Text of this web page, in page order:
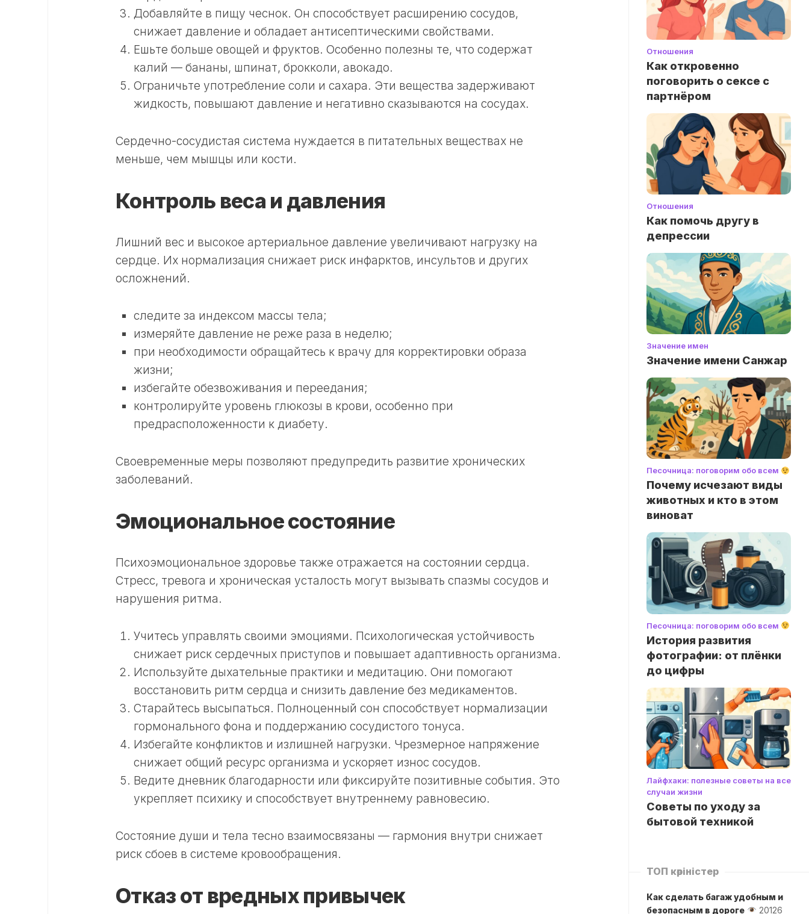
Добавляйте в пищу чеснок. Он способствует расширению сосудов,
снижает давление и обладает антисептическими свойствами.
Ешьте больше овощей и фруктов. Особенно полезны те, что содержат
калий — бананы, шпинат, брокколи, авокадо.
Ограничьте употребление соли и сахара. Эти вещества задерживают
жидкость, повышают давление и негативно сказываются на сосудах.
Сердечно-сосудистая система нуждается в питательных веществах не
меньше, чем мышцы или кости.
Контроль веса и давления
Лишний вес и высокое артериальное давление увеличивают нагрузку на
сердце. Их нормализация снижает риск инфарктов, инсультов и других
осложнений.
следите за индексом массы тела;
измеряйте давление не реже раза в неделю;
при необходимости обращайтесь к врачу для корректировки образа
жизни;
избегайте обезвоживания и переедания;
контролируйте уровень глюкозы в крови, особенно при
предрасположенности к диабету.
Своевременные меры позволяют предупредить развитие хронических
заболеваний.
Эмоциональное состояние
Психоэмоциональное здоровье также отражается на состоянии сердца.
Стресс, тревога и хроническая усталость могут вызывать спазмы сосудов и
нарушения ритма.
Учитесь управлять своими эмоциями. Психологическая устойчивость
снижает риск сердечных приступов и повышает адаптивность организма.
Используйте дыхательные практики и медитацию. Они помогают
восстановить ритм сердца и снизить давление без медикаментов.
Старайтесь высыпаться. Полноценный сон способствует нормализации
гормонального фона и поддержанию сосудистого тонуса.
Избегайте конфликтов и излишней нагрузки. Чрезмерное напряжение
снижает общий ресурс организма и ускоряет износ сосудов.
Ведите дневник благодарности или фиксируйте позитивные события. Это
укрепляет психику и способствует внутреннему равновесию.
Состояние души и тела тесно взаимосвязаны — гармония внутри снижает
риск сбоев в системе кровообращения.
Отказ от вредных привычек
Отношения
Как откровенно
поговорить о сексе с
партнёром
Отношения
Как помочь другу в
депрессии
Значение имен
Значение имени Санжар
Песочница: поговорим обо всем
Почему исчезают виды
животных и кто в этом
виноват
Песочница: поговорим обо всем
История развития
фотографии: от плёнки
до цифры
Лайфхаки: полезные советы на все
случаи жизни
Советы по уходу за
бытовой техникой
ТОП көріністер
Как сделать багаж удобным и
безопасным в дороге
20126